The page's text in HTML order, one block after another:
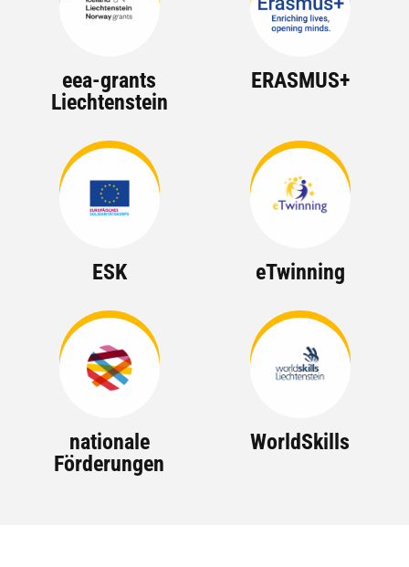
eea-grants
Liechtenstein
ERASMUS+
ESK eTwinning
nationale
Förderungen
WorldSkills